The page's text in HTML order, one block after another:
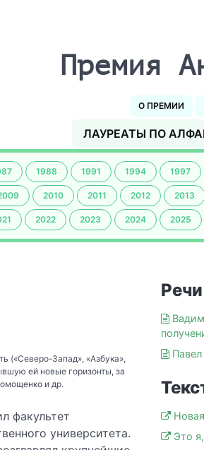
Премия
О ПРЕМИИ
ЛАУРЕАТЫ ПО
1988 1991 1994 1997
2010 2011 2012 2013
2022 2023 2024 2025
(«Северо-Запад», «Азбука»,
ей новые горизонты, за
и др.
факультет
университета.
Речи
Это